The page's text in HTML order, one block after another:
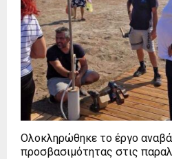
Ολοκληρώθηκε το έργο
προσβασιμότητας στις